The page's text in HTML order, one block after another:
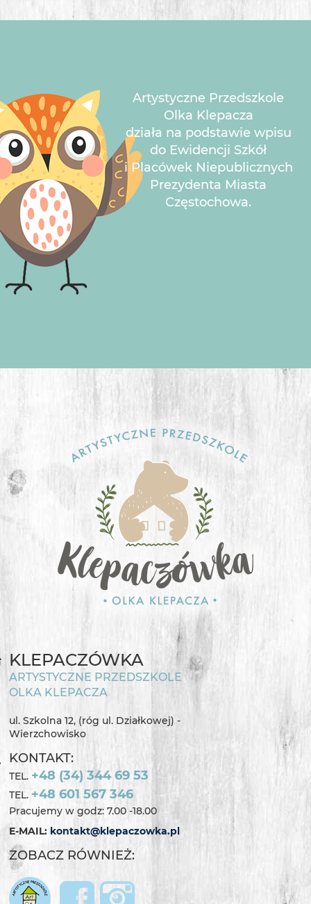
Artystyczne Przedszkole
Olka Klepacza
działa na podstawie wpisu
do Ewidencji Szkół
i Placówek Niepublicznych
Prezydenta Miasta
Częstochowa.
KLEPACZÓWKA
ARTYSTYCZNE PRZEDSZKOLE
OLKA KLEPACZA
ul. Szkolna 12, (róg ul. Działkowej) -
Wierzchowisko
KONTAKT:
TEL. +48 (34) 344 69 53
TEL. +48 601 567 346
Pracujemy w godz: 7.00 -18.00
E-MAIL: kontakt@klepaczowka.pl
ZOBACZ RÓWNIEŻ: